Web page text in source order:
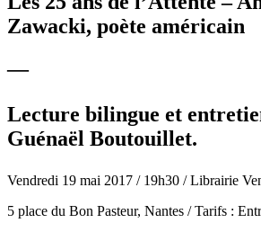
Zawacki, poète américain
—
Lecture bilingue et
Guénaël Boutouillet.
Vendredi 19 mai 2017 / 19h30 / Librairie
5 place du Bon Pasteur, Nantes / Tarifs :